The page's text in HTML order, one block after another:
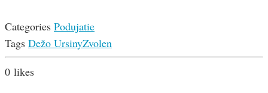
Categories Podujatie
Tags Dežo UrsinyZvolen
0 likes